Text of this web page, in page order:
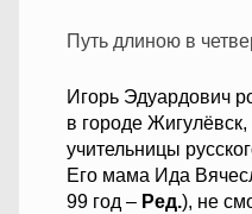
Путь длиною в
Игорь Эдуардович
в городе
учительницы
Его мама Ида
99 год – Ред.), не